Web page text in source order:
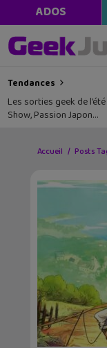
ADOS
Tendances
Les sorties geek de
Show, Passion Japon…
Accueil Posts